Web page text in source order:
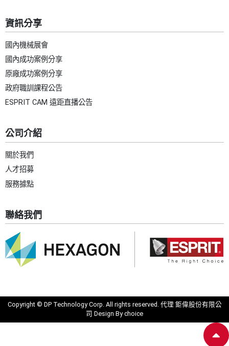
資訊分享
國內機械展會
國內成功案例分享
原廠成功案例分享
政府職訓課程公告
ESPRIT CAM 遠距直播公告
公司介紹
關於我們
人才招募
服務據點
聯絡我們
Copyright © DP Technology Corp. All rights reserved. 代理 鉅偉股份有限公
司 Design Bychoice